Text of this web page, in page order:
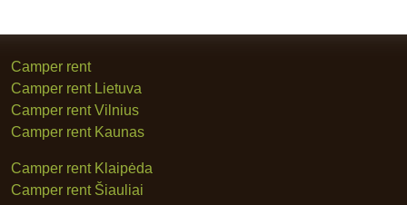
Camper rent
Camper rent Lietuva
Camper rent Vilnius
Camper rent Kaunas
Camper rent Klaipėda
Camper rent Šiauliai